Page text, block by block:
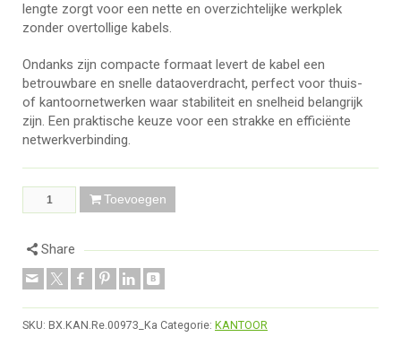
lengte zorgt voor een nette en overzichtelijke werkplek
zonder overtollige kabels.
Ondanks zijn compacte formaat levert de kabel een
betrouwbare en snelle dataoverdracht, perfect voor thuis-
of kantoornetwerken waar stabiliteit en snelheid belangrijk
zijn. Een praktische keuze voor een strakke en efficiënte
netwerkverbinding.
Toevoegen
Share
SKU: BX.KAN.Re.00973_Ka Categorie: KANTOOR